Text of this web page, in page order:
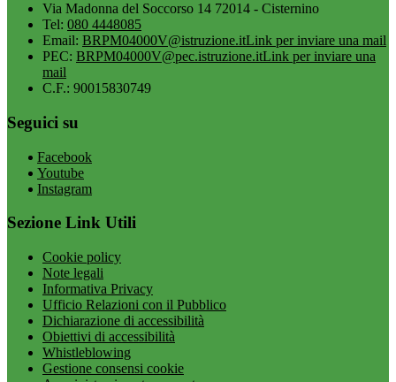
Via Madonna del Soccorso 14 72014 - Cisternino
Tel: 080 4448085
Email: BRPM04000V@istruzione.itLink per inviare una mail
PEC: BRPM04000V@pec.istruzione.itLink per inviare una
mail
C.F.: 90015830749
Seguici su
Facebook
Youtube
Instagram
Sezione Link Utili
Cookie policy
Note legali
Informativa Privacy
Ufficio Relazioni con il Pubblico
Dichiarazione di accessibilità
Obiettivi di accessibilità
Whistleblowing
Gestione consensi cookie